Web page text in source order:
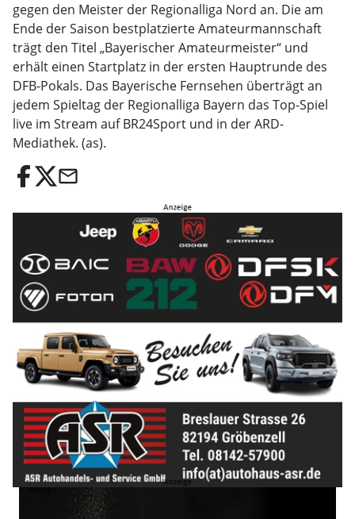
gegen den Meister der Regionalliga Nord an. Die am
Ende der Saison bestplatzierte Amateurmannschaft
trägt den Titel „Bayerischer Amateurmeister“ und
erhält einen Startplatz in der ersten Hauptrunde des
DFB-Pokals. Das Bayerische Fernsehen überträgt an
jedem Spieltag der Regionalliga Bayern das Top-Spiel
live im Stream auf BR24Sport und in der ARD-
Mediathek. (as).
email